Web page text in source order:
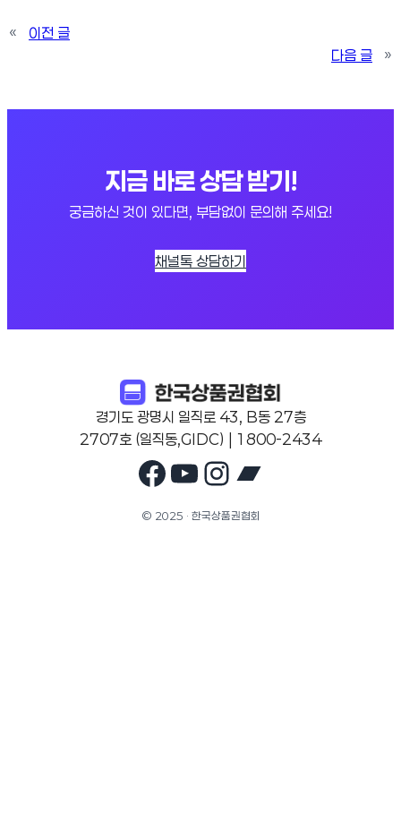
«
이전 글
다음 글
»
지금 바로 상담 받기!
궁금하신 것이 있다면, 부담없이 문의해 주세요!
채널톡 상담하기
경기도 광명시 일직로 43, B동 27층
2707호 (일직동,GIDC) | 1800-2434
Facebook
YouTube
Instagram
© 2025 · 한국상품권협회